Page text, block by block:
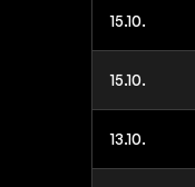
15.10.
15.10.
13.10.